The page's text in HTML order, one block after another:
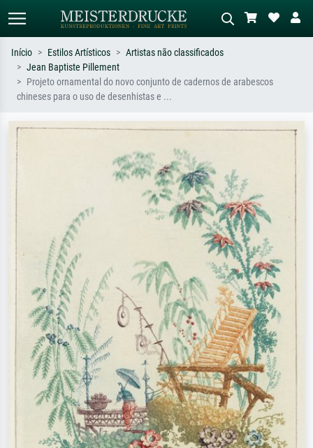
Pesquisa padrão Pesquisa de imagens IA
Pesquise por artista, título ou estilo –
impressionismo, onda de Hokusai, nu.
Descreva a cena – ex: prado verde,
a óleo escura, nu em pé ao lado de
Início Estilos Artísticos
Artistas não classificados
Jean Baptiste Pillement
Projeto ornamental do novo conjunto de cadernos de arabescos
chineses para o uso de desenhistas e ...